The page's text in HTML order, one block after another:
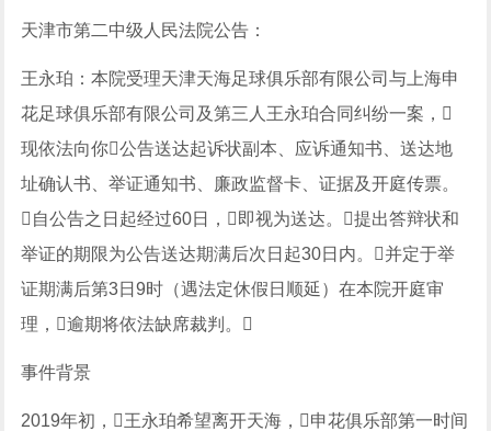
天津市第二中级人民法院公告：
王永珀：本院受理天津天海足球俱乐部有限公司与上海申
花足球俱乐部有限公司及第三人王永珀合同纠纷一案，
现依法向你公告送达起诉状副本、应诉通知书、送达地
址确认书、举证通知书、廉政监督卡、证据及开庭传票。
自公告之日起经过60日，即视为送达。提出答辩状和
举证的期限为公告送达期满后次日起30日内。并定于举
证期满后第3日9时（遇法定休假日顺延）在本院开庭审
理，逾期将依法缺席裁判。
事件背景
2019年初，王永珀希望离开天海，申花俱乐部第一时间